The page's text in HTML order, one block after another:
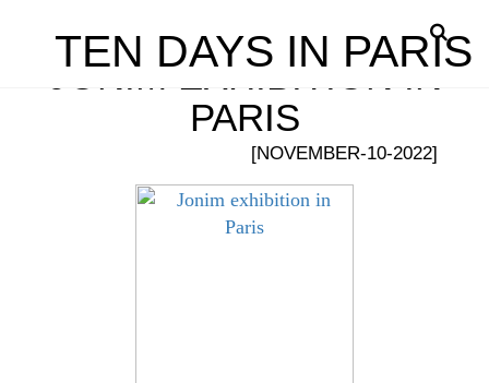
TEN DAYS IN PARIS
JONIM EXHIBITION IN
PARIS
[NOVEMBER-10-2022]